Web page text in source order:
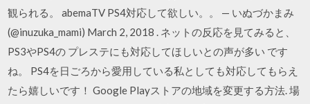
観られる。 abemaTV PS4対応して欲しい。。 — いぬづかまみ
(@inuzuka_mami) March 2, 2018 . ネットの反応を見てみると、
PS3やPS4の プレステにも対応してほしいとの声が多い です
ね。 PS4を日ごろから愛用している私としても対応してもらえ
たら嬉しいです！ Google Playストアの地域を変更する方法. 場